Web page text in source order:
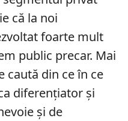
că la noi
foarte mult
public precar. Mai
caută din ce în ce
diferențiator și
și de